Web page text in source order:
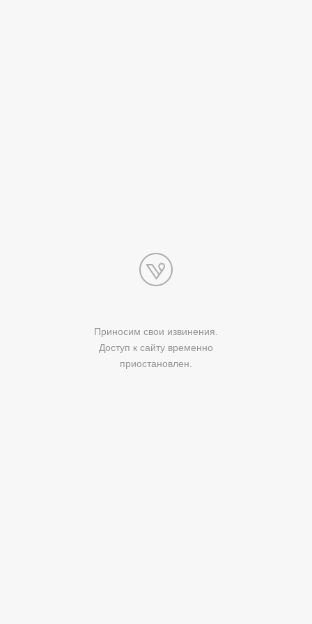
Приносим свои извинения.
Доступ к сайту временно
приостановлен.